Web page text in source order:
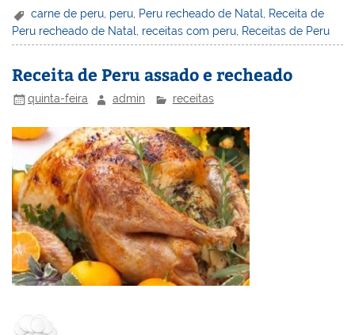
er
e
st
k
e
dI
n
c
e
b
o
k
itt
er
ai
l
h
o
o
M
l
t
ar
e
carne de peru, peru, Peru recheado de Natal, Receita de
Peru recheado de Natal receitas com peru Receitas de Peru
Receita de Peru assado e recheado
quinta-feira admin receitas